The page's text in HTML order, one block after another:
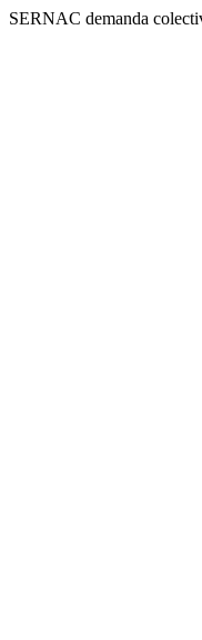
SERNAC demanda